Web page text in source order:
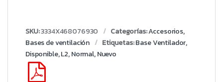
SKU:3334X468076930 Categorías:Accesorios,
Bases de ventilación
Etiquetas:Base Ventilador,
Disponible,L2,Normal,Nuevo